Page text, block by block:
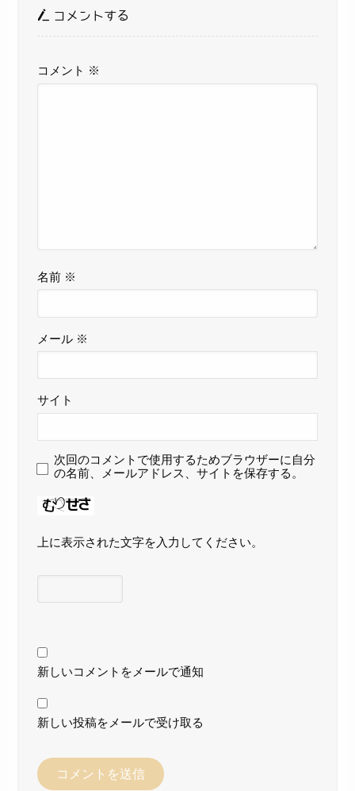
コメントする
コメント ※
名前 ※
メール ※
サイト
次回のコメントで使用するためブラウザーに自分
の名前、メールアドレス、サイトを保存する。
上に表示された文字を入力してください。
新しいコメントをメールで通知
新しい投稿をメールで受け取る